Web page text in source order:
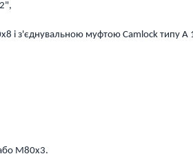
і з'єднувальною муфтою Camlock типу
M80x3.